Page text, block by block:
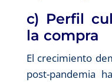
c) Perfil
la compra
El crecimiento
post-pandemia